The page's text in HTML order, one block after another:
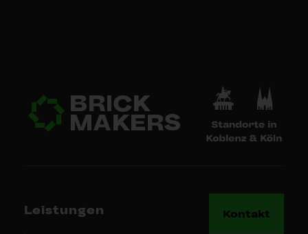
Leistungen Kontakt